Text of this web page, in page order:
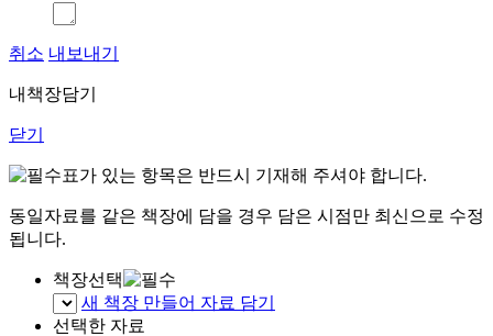
취소 내보내기
내책장담기
닫기
표가 있는 항목은 반드시 기재해 주셔야 합니다.
동일자료를 같은 책장에 담을 경우 담은 시점만 최신으로 수정
됩니다.
책장선택
새 책장 만들어 자료 담기
선택한 자료